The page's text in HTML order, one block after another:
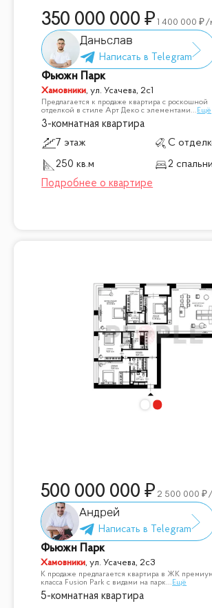
350 000 000 1 400 000 /
Даньслав
Фьюжн Парк
Хамовники,ул. Усачева, 2с1
Предлагается к продаже квартира с роскошной
отделкой в стиле Арт Деко с элементами... Ещё
3-комнатная квартира
7 этаж
С
250 кв.м
2 спальни
500 000 000 2 500 000
Андрей
Фьюжн Парк
Хамовники,ул. Усачева, 2с3
К продаже предлагается квартира в ЖК
класса Fusion Park с видами на парк... Ещё
5-комнатная квартира